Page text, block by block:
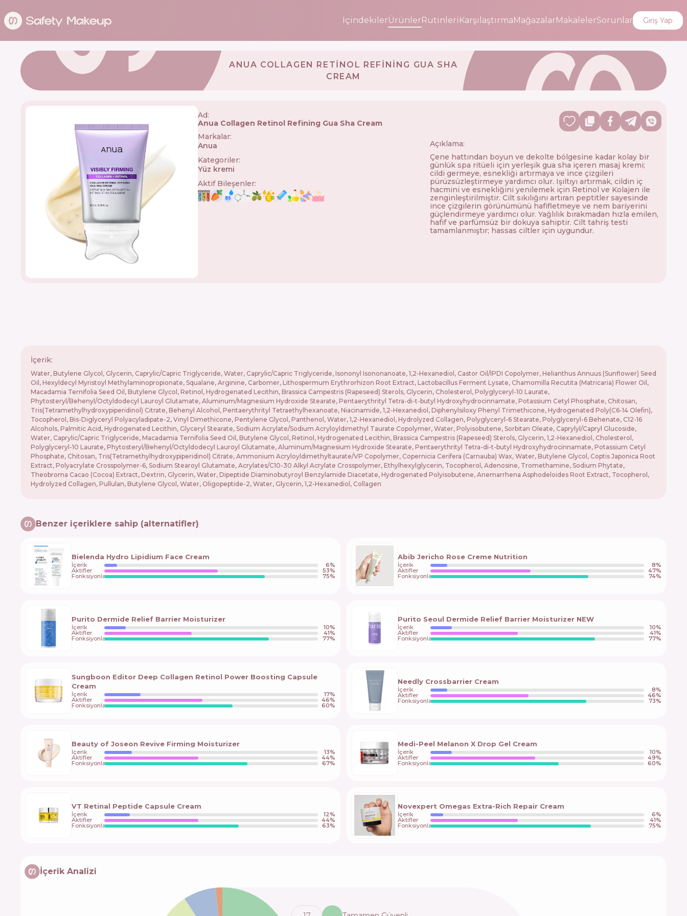
İçindekilerÜrünlerRutinleri KarşılaştırmaMağazalarMakalelerSorunlar Giriş Yap
ANUA COLLAGEN RETINOL REFINING GUA SHA
CREAM
Ad:
Anua Collagen Retinol Refining Gua Sha Cream
Markalar:
Anua
Kategoriler:
Yüz kremi
Aktif Bileşenler:
Açıklama:
Çene hattından boyun ve dekolte bölgesine kadar kolay bir
günlük spa ritüeli için yerleşik gua sha içeren masaj kremi;
cildi germeye, esnekliği artırmaya ve ince çizgileri
pürüzsüzleştirmeye yardımcı olur. Işıltıyı artırmak, cildin iç
hacmini ve esnekliğini yenilemek için Retinol ve Kolajen ile
zenginleştirilmiştir. Cilt sıkılığını artıran peptitler sayesinde
ince çizgilerin görünümünü hafifletmeye ve nem bariyerini
güçlendirmeye yardımcı olur. Yağlılık bırakmadan hızla emilen,
hafif ve parfümsüz bir dokuya sahiptir. Cilt tahriş testi
tamamlanmıştır; hassas ciltler için uygundur.
İçerik:
Water, Butylene Glycol, Glycerin, Caprylic/Capric Triglyceride, Water, Caprylic/Capric Triglyceride, Isononyl Isononanoate, 1,2-Hexanediol, Castor Oil/IPDI Copolymer, Helianthus Annuus (Sunflower) Seed
Oil, Hexyldecyl Myristoyl Methylaminopropionate, Squalane, Arginine, Carbomer, Lithospermum Erythrorhizon Root Extract, Lactobacillus Ferment Lysate, Chamomilla Recutita (Matricaria) Flower Oil,
Macadamia Ternifolia Seed Oil, Butylene Glycol, Retinol, Hydrogenated Lecithin, Brassica Campestris (Rapeseed) Sterols, Glycerin, Cholesterol, Polyglyceryl-10 Laurate,
Phytosteryl/Behenyl/Octyldodecyl Lauroyl Glutamate, Aluminum/Magnesium Hydroxide Stearate, Pentaerythrityl Tetra-di-t-butyl Hydroxyhydrocinnamate, Potassium Cetyl Phosphate, Chitosan,
Tris(Tetramethylhydroxypiperidinol) Citrate, Behenyl Alcohol, Pentaerythrityl Tetraethylhexanoate, Niacinamide, 1,2-Hexanediol, Diphenylsiloxy Phenyl Trimethicone, Hydrogenated Poly(C6-14 Olefin),
Tocopherol, Bis-Diglyceryl Polyacyladipate-2, Vinyl Dimethicone, Pentylene Glycol, Panthenol, Water, 1,2-Hexanediol, Hydrolyzed Collagen, Polyglyceryl-6 Stearate, Polyglyceryl-6 Behenate, C12-16
Alcohols, Palmitic Acid, Hydrogenated Lecithin, Glyceryl Stearate, Sodium Acrylate/Sodium Acryloyldimethyl Taurate Copolymer, Water, Polyisobutene, Sorbitan Oleate, Caprylyl/Capryl Glucoside,
Water, Caprylic/Capric Triglyceride, Macadamia Ternifolia Seed Oil, Butylene Glycol, Retinol, Hydrogenated Lecithin, Brassica Campestris (Rapeseed) Sterols, Glycerin, 1,2-Hexanediol, Cholesterol,
Polyglyceryl-10 Laurate, Phytosteryl/Behenyl/Octyldodecyl Lauroyl Glutamate, Aluminum/Magnesium Hydroxide Stearate, Pentaerythrityl Tetra-di-t-butyl Hydroxyhydrocinnamate, Potassium Cetyl
Phosphate, Chitosan, Tris(Tetramethylhydroxypiperidinol) Citrate, Ammonium Acryloyldimethyltaurate/VP Copolymer, Copernicia Cerifera (Carnauba) Wax, Water, Butylene Glycol, Coptis Japonica Root
Extract, Polyacrylate Crosspolymer-6, Sodium Stearoyl Glutamate, Acrylates/C10-30 Alkyl Acrylate Crosspolymer, Ethylhexylglycerin, Tocopherol, Adenosine, Tromethamine, Sodium Phytate,
Theobroma Cacao (Cocoa) Extract, Dextrin, Glycerin, Water, Dipeptide Diaminobutyroyl Benzylamide Diacetate, Hydrogenated Polyisobutene, Anemarrhena Asphodeloides Root Extract, Tocopherol,
Hydrolyzed Collagen, Pullulan, Butylene Glycol, Water, Oligopeptide-2, Water, Glycerin, 1,2-Hexanediol, Collagen
Benzer içeriklere sahip (alternatifler)
Bielenda Hydro Lipidium Face Cream
İçerik 6%
Aktifler 53%
Fonksiyonlar 75%
Abib Jericho Rose Creme Nutrition
İçerik 8%
Aktifler 47%
Fonksiyonlar 74%
Purito Dermide Relief Barrier Moisturizer
İçerik 10%
Aktifler 41%
Fonksiyonlar 77%
Purito Seoul Dermide Relief Barrier Moisturizer NEW
İçerik 10%
Aktifler 41%
Fonksiyonlar 77%
Sungboon Editor Deep Collagen Retinol Power Boosting Capsule
Cream
İçerik 17%
Aktifler 46%
Fonksiyonlar 60%
Needly Crossbarrier Cream
İçerik 8%
Aktifler 46%
Fonksiyonlar 73%
Beauty of Joseon Revive Firming Moisturizer
İçerik 13%
Aktifler 44%
Fonksiyonlar 67%
Medi-Peel Melanon X Drop Gel Cream
İçerik 10%
Aktifler 49%
Fonksiyonlar 60%
VT Retinal Peptide Capsule Cream
İçerik 12%
Aktifler 44%
Fonksiyonlar 63%
Novexpert Omegas Extra-Rich Repair Cream
İçerik 6%
Aktifler 41%
Fonksiyonlar 75%
İçerik Analizi